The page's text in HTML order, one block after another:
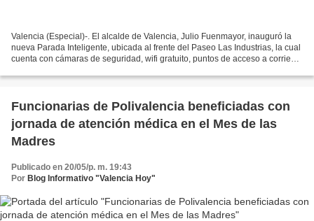
Valencia (Especial)-. El alcalde de Valencia, Julio Fuenmayor, inauguró la
nueva Parada Inteligente, ubicada al frente del Paseo Las Industrias, la cual
cuenta con cámaras de seguridad, wifi gratuito, puntos de acceso a corriente
Funcionarias de Polivalencia beneficiadas con
jornada de atención médica en el Mes de las
Madres
Publicado en 20/05/p. m. 19:43
Por Blog Informativo "Valencia Hoy"